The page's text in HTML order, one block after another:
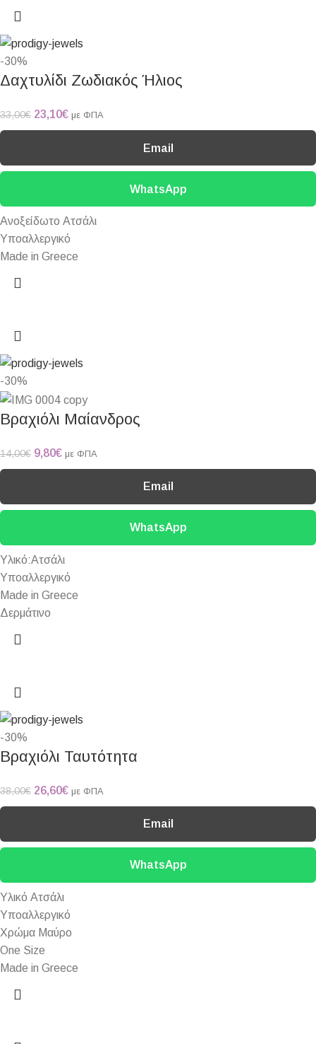
-30%
Δαχτυλίδι Ζωδιακός Ήλιος
33,00€ 23,10€ με ΦΠΑ
Email
WhatsApp
Ανοξείδωτο Ατσάλι
Υποαλλεργικό
Made in Greece
-30%
Βραχιόλι Μαίανδρος
14,00€ 9,80€ με ΦΠΑ
Email
WhatsApp
Υλικό:Ατσάλι
Υποαλλεργικό
Made in Greece
Δερμάτινο
-30%
Βραχιόλι Ταυτότητα
38,00€ 26,60€ με ΦΠΑ
Email
WhatsApp
Υλικό Ατσάλι
Υποαλλεργικό
Χρώμα Μαύρο
One Size
Made in Greece